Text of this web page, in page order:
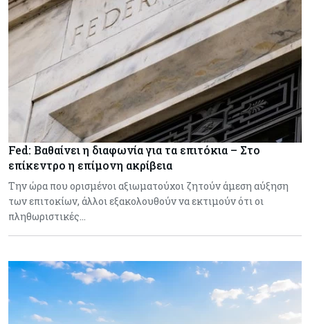
Fed: Βαθαίνει η διαφωνία για τα επιτόκια – Στο
επίκεντρο η επίμονη ακρίβεια
Την ώρα που ορισμένοι αξιωματούχοι ζητούν άμεση αύξηση
των επιτοκίων, άλλοι εξακολουθούν να εκτιμούν ότι οι
πληθωριστικές…